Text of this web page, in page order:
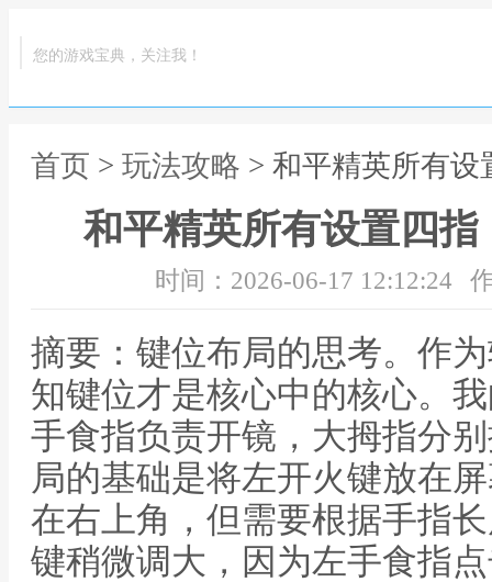
您的游戏宝典，关注我！
首页 > 玩法攻略 > 和平精英所有
和平精英所有设置四
时间：2026-06-17 12:12:24
摘要：键位布局的思考。作
知键位才是核心中的核心。
手食指负责开镜，大拇指分
局的基础是将左开火键放在
在右上角，但需要根据手指
键稍微调大，因为左手食指